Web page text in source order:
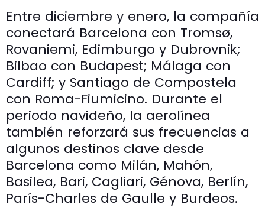
Entre diciembre y enero, la compañía
conectará Barcelona con Tromsø,
Rovaniemi, Edimburgo y Dubrovnik;
Bilbao con Budapest; Málaga con
Cardiff; y Santiago de Compostela
con Roma-Fiumicino. Durante el
periodo navideño, la aerolínea
también reforzará sus frecuencias a
algunos destinos clave desde
Barcelona como Milán, Mahón,
Basilea, Bari, Cagliari, Génova, Berlín,
París-Charles de Gaulle y Burdeos.